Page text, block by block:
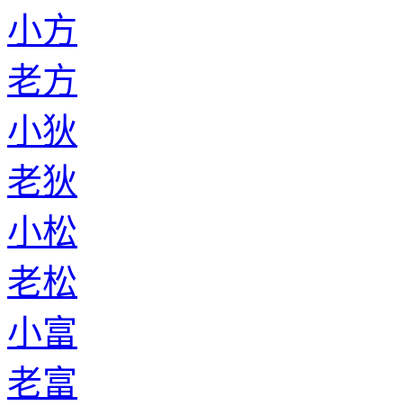
小方
老方
小狄
老狄
小松
老松
小富
老富